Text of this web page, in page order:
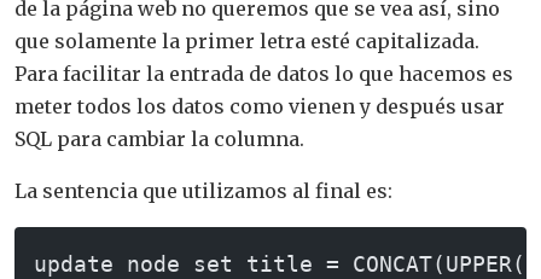
de la página web no queremos que se vea así, sino
que solamente la primer letra esté capitalizada.
Para facilitar la entrada de datos lo que hacemos es
meter todos los datos como vienen y después usar
SQL para cambiar la columna.
La sentencia que utilizamos al final es:
update node set title =